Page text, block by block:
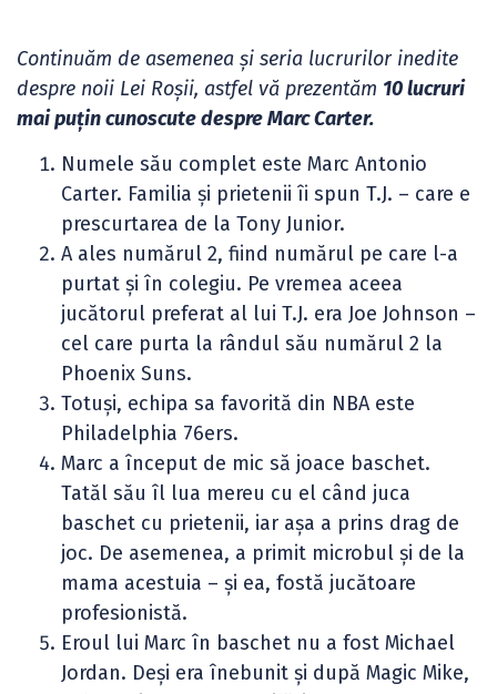
Continuăm de asemenea și seria lucrurilor inedite
despre noii Lei Roșii, astfel vă prezentăm 10 lucruri
mai puțin cunoscute despre Marc Carter.
Numele său complet este Marc Antonio
Carter. Familia și prietenii îi spun T.J. – care e
prescurtarea de la Tony Junior.
A ales numărul 2, fiind numărul pe care l-a
purtat și în colegiu. Pe vremea aceea
jucătorul preferat al lui T.J. era Joe Johnson –
cel care purta la rândul său numărul 2 la
Phoenix Suns.
Totuși, echipa sa favorită din NBA este
Philadelphia 76ers.
Marc a început de mic să joace baschet.
Tatăl său îl lua mereu cu el când juca
baschet cu prietenii, iar așa a prins drag de
joc. De asemenea, a primit microbul și de la
mama acestuia – și ea, fostă jucătoare
profesionistă.
Eroul lui Marc în baschet nu a fost Michael
Jordan. Deși era înebunit și după Magic Mike,